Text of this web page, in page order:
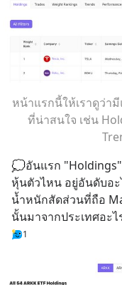
หน้าแรกนี้ให้เราดูว่า
ที่น่าสนใจ เช่น
💭อันแรก "Holdings"
หุ้นตัวไหน อยู่อันดับอ
น้ำหนักสัดส่วนที่ถือ
นั้นมาจากประเทศอะไ
1